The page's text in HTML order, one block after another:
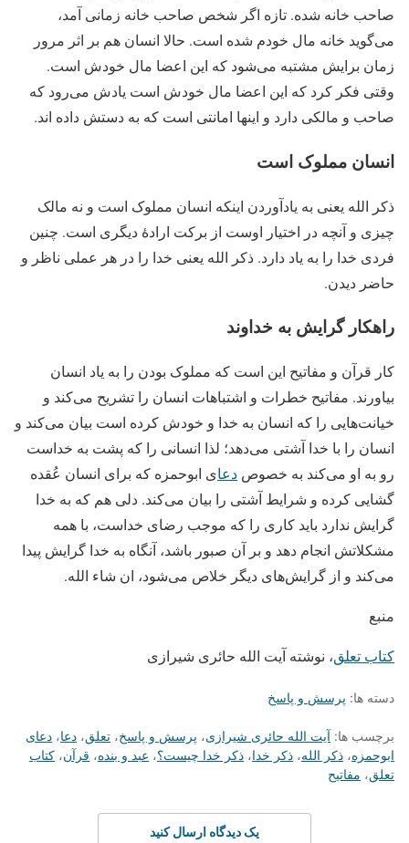
صاحب خانه شده. تازه اگر شخص صاحب خانه زمانی آمد،
می‌گوید خانه مال خودم شده است. حالا انسان هم بر اثر مرور
زمان برایش مشتبه می‌شود که این اعضا مال خودش است.
وقتی فکر کرد که این اعضا مال خودش است یادش می‌رود که
صاحب و مالکی دارد و اینها امانتی است که به دستش داده اند.
انسان مملوک است
ذکر الله یعنی به یادآوردن اینکه انسان مملوک است و نه مالک
چیزی و آنچه در اختیار اوست از برکت ارادۀ دیگری است. چنین
فردی خدا را به یاد دارد. ذکر الله یعنی خدا را در هر عملی ناظر و
حاضر دیدن.
راهکار گرایش به خداوند
کار قرآن و مفاتیح این است که مملوک بودن را به یاد انسان
بیاورند. مفاتیح خطرات و اشتباهات انسان را تشریح می‌کند و
خیانت‌هایی را که انسان به خدا و خودش کرده است بیان می‌کند و
انسان را با خدا آشتی می‌دهد؛ لذا انسانی را که پشت به خداست
رو به او می‌کند به خصوص دعای ابوحمزه که برای انسان عُقده
گشایی کرده و شرایط آشتی را بیان می‌کند. دلی هم که به خدا
گرایش ندارد باید کاری را که موجب رضای خداست، با همه
مشکلاتش انجام دهد و بر آن صبور باشد، آنگاه به خدا گرایش پیدا
می‌کند و از گرایش‌های دیگر خلاص می‌شود، ان شاء الله.
منبع
کتاب تعلق، نوشته آیت الله حائری شیرازی
دسته ها: پرسش و پاسخ
برچسب ها: آیت الله حائری شیرازی، پرسش و پاسخ، تعلق، دعا، دعای
ابوحمزه، ذکر الله، ذکر خدا، ذکر خدا چیست؟، عبد و بنده، قرآن، کتاب
تعلق، مفاتیح
یک دیدگاه ارسال کنید